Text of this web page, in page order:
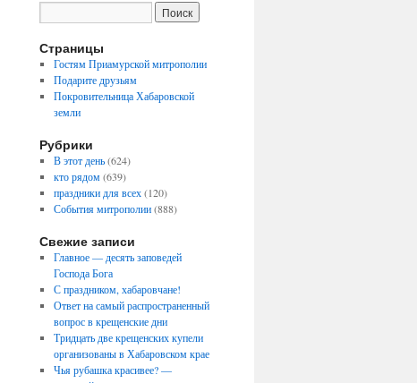
Страницы
Гостям Приамурской митрополии
Подарите друзьям
Покровительница Хабаровской
земли
Рубрики
В этот день(624)
кто рядом(639)
праздники для всех(120)
События митрополии(888)
Свежие записи
Главное — десять заповедей
Господа Бога
С праздником, хабаровчане!
Ответ на самый распространенный
вопрос в крещенские дни
Тридцать две крещенских купели
организованы в Хабаровском крае
Чья рубашка красивее? —